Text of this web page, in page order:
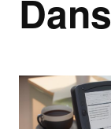
Dans